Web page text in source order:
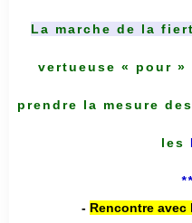
La marche de la
vertueuse « pour
prendre la mesure
les
- Rencontre